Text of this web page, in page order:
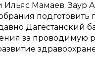
Мамаев. Заур
за проводимую